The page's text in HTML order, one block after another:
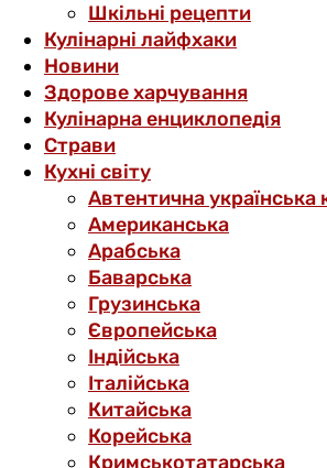
Шкільні рецепти
Кулінарні лайфхаки
Новини
Здорове харчування
Кулінарна енциклопедія
Страви
Кухні світу
Автентична українська
Американська
Арабська
Баварська
Грузинська
Європейська
Індійська
Італійська
Китайська
Корейська
Кримськотатарська